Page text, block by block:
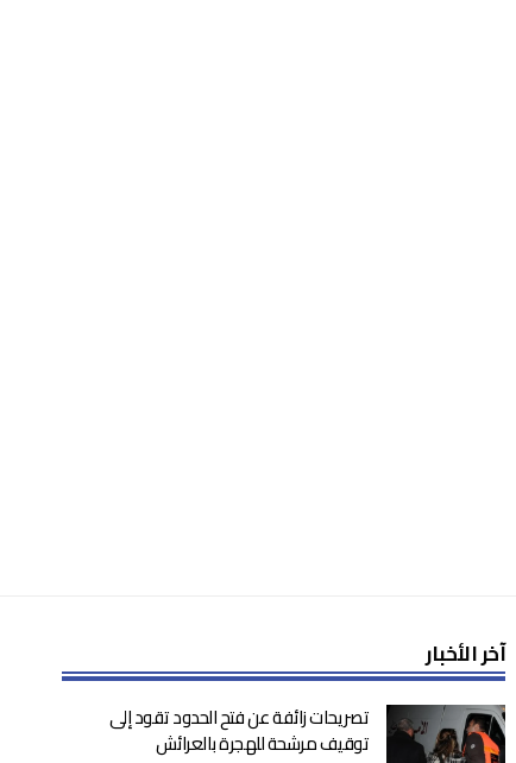
آخر الأخبار
تصريحات زائفة عن فتح الحدود تقود إلى
توقيف مرشحة للهجرة بالعرائش